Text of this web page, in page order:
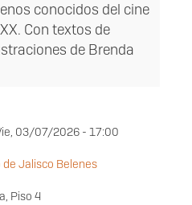
conocidos del cine
Con textos de
de Brenda
03/07/2026 - 17:00
Jalisco Belenes
Piso 4